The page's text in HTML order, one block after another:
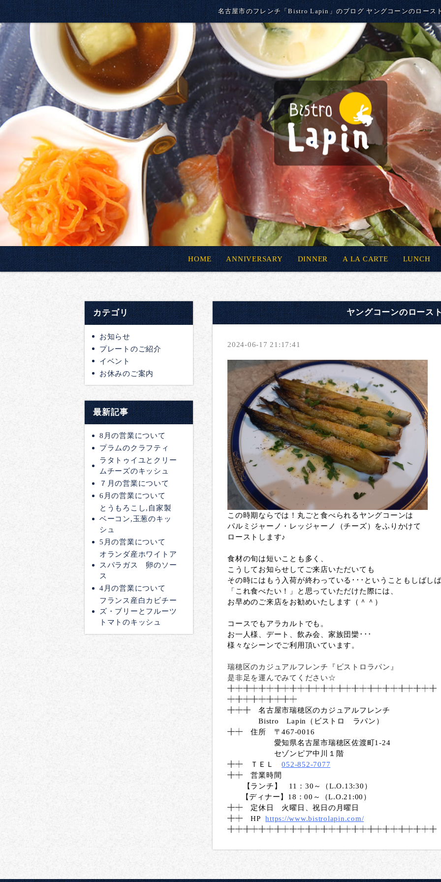
名古屋市のフレンチ「Bistro Lapin」のブログ ヤングコーンのロース
HOME ANNIVERSARY DINNER A LA CARTE LUNCH
カテゴリ
お知らせ
プレートのご紹介
イベント
お休みのご案内
最新記事
8月の営業について
プラムのクラフティ
ラタトゥイユとクリー
ムチーズのキッシュ
７月の営業について
6月の営業について
とうもろこし,自家製
ベーコン,玉葱のキッ
シュ
5月の営業について
オランダ産ホワイトア
スパラガス 卵のソー
ス
4月の営業について
フランス産白カビチー
ズ・ブリーとフルーツ
トマトのキッシュ
ヤングコーンのロース
2024-06-17 21:17:41
この時期ならでは！丸ごと食べられるヤングコーンは
パルミジャーノ・レッジャーノ（チーズ）をふりかけて
ローストします♪
食材の旬は短いことも多く、
こうしてお知らせしてご来店いただいても
その時にはもう入荷が終わっている･･･ということもしばし
「これ食べたい！」と思っていただけた際には、
お早めのご来店をお勧めいたします（＾＾）
コースでもアラカルトでも。
お一人様、デート、飲み会、家族団欒･･･
様々なシーンでご利用頂いています。
瑞穂区のカジュアルフレンチ『ビストロラパン』
是非足を運んでみてください☆
╋┿╋┿╋┿╋┿╋┿╋┿╋┿╋┿╋┿╋┿╋┿╋┿╋┿╋
┿╋┿╋┿╋┿╋┿
╋┿╋ 名古屋市瑞穂区のカジュアルフレンチ
Bistro Lapin（ビストロ ラパン）
╋┿住所 〒467-0016
愛知県名古屋市瑞穂区佐渡町1-24
セゾンピア中川１階
╋┿
ＴＥＬ052-852-7077
╋┿営業時間
【ランチ】 11：30～（L.O.13:30）
【ディナー】18：00～（L.O.21:00）
╋┿ 定休日 火曜日、祝日の月曜日
╋┿HPhttps://www.bistrolapin.com/
╋┿╋┿╋┿╋┿╋┿╋┿╋┿╋┿╋┿╋┿╋┿╋┿╋┿╋